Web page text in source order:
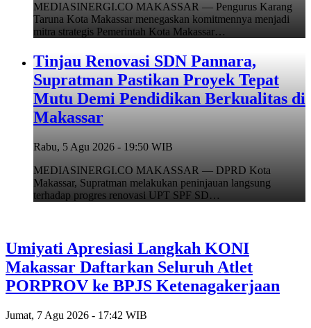
MEDIASINERGI.CO MAKASSAR — Pengurus Karang
Taruna Kota Makassar menegaskan komitmennya menjadi
mitra strategis Pemerintah Kota Makassar…
Tinjau Renovasi SDN Pannara,
Supratman Pastikan Proyek Tepat
Mutu Demi Pendidikan Berkualitas di
Makassar
Rabu, 5 Agu 2026 - 19:50 WIB
MEDIASINERGI.CO MAKASSAR — DPRD Kota
Makassar, Supratman melakukan peninjauan langsung
terhadap progres renovasi UPT SPF SD…
Umiyati Apresiasi Langkah KONI
Makassar Daftarkan Seluruh Atlet
PORPROV ke BPJS Ketenagakerjaan
Jumat, 7 Agu 2026 - 17:42 WIB